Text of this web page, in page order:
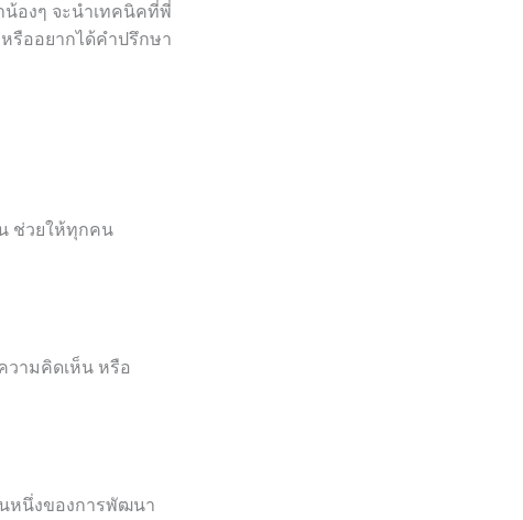
องๆ จะนำเทคนิคที่พี่
รืออยากได้คำปรึกษา
ช่วยให้ทุกคน
วามคิดเห็น หรือ
นหนึ่งของการพัฒนา